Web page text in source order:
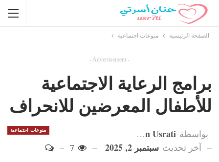
الصفحة الرئيسية منوعات اجتماعية
- Advertisement -
برامج الرعاية الاجتماعية
للأطفال المعرضين للانحراف
منوعات اجتماعية بواسطة Hanan Usrati
آخر تحديث سبتمبر 2, 2025